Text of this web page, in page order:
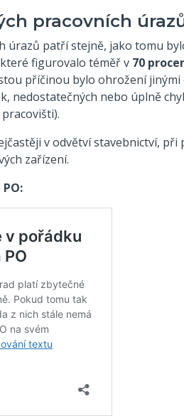
pracovních
úrazů patří stejně, jako tomu
figurovalo téměř v 70
příčinou bylo ohrožení jinými
nedostatečných nebo úplně
v odvětví stavebnictví, při
zařízení.